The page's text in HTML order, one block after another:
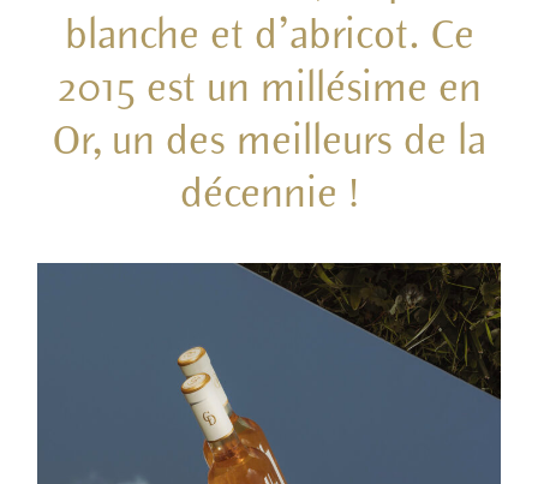
blanche et d’abricot. Ce
2015 est un millésime en
Or, un des meilleurs de la
décennie !